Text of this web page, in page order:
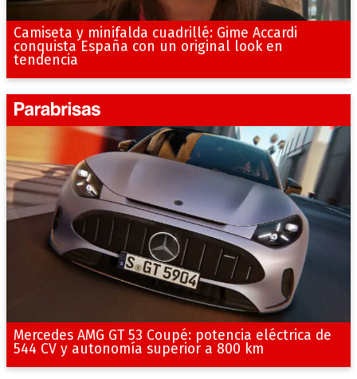
Camiseta y minifalda cuadrillé: Gime Accardi
conquista España con un original look en
tendencia
Mercedes AMG GT 53 Coupé: potencia eléctrica de
544 CV y autonomía superior a 800 km